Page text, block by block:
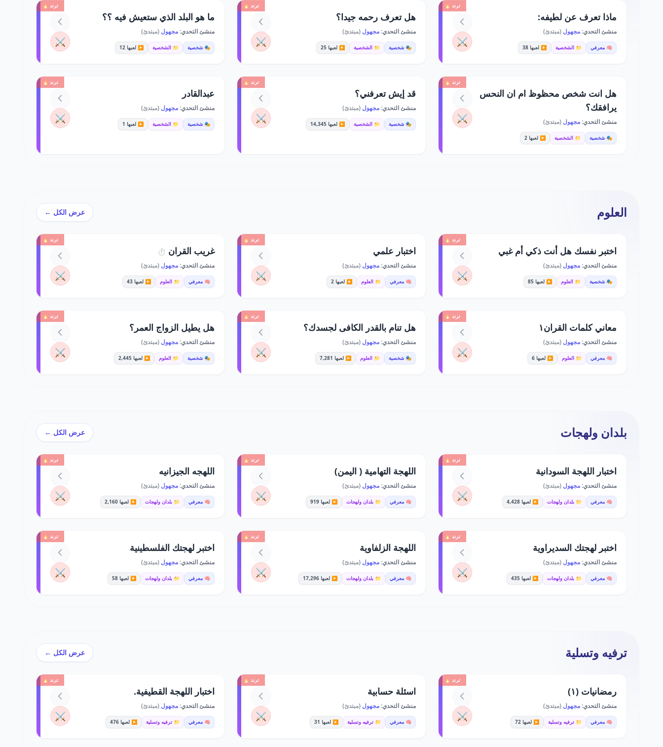
ترند 🔥
ماذا تعرف عن لطيفه:
منشئ التحدي:مجهول (مبتدئ)
🧠 معرفي 📁 الشخصية ▶️ لعبها 38 ⚔️
ترند 🔥
هل تعرف رحمه جيدا؟
منشئ التحدي:مجهول(مبتدئ)
🎭 شخصية 📁 الشخصية ▶️ لعبها 25 ⚔️
ترند 🔥
ما هو البلد الذي ستعيش فيه ؟؟
منشئ التحدي:مجهول (مبتدئ)
🎭 شخصية 📁 الشخصية ▶️ لعبها 12 ⚔️
ترند 🔥
هل انت شخص محظوظ ام ان النحس
يرافقك؟
منشئ التحدي:مجهول (مبتدئ)
🎭 شخصية 📁 الشخصية ▶️ لعبها 2
⚔️
ترند 🔥
قد إيش تعرفني؟
منشئ التحدي:مجهول(مبتدئ)
🎭 شخصية 📁 الشخصية ▶️ لعبها 14,345 ⚔️
ترند 🔥
عبدالقادر
منشئ التحدي:مجهول (مبتدئ)
🎭 شخصية 📁 الشخصية ▶️ لعبها 1 ⚔️
العلوم عرض الكل ←
ترند 🔥
اختبر نفسك هل أنت ذكي أم غبي
منشئ التحدي:مجهول (مبتدئ)
🎭 شخصية 📁 العلوم ▶️ لعبها 85 ⚔️
ترند 🔥
اختبار علمي
منشئ التحدي:مجهول(مبتدئ)
🧠 معرفي 📁 العلوم ▶️ لعبها 2 ⚔️
ترند 🔥
غريب القران ⏱️
منشئ التحدي:مجهول (مبتدئ)
🧠 معرفي 📁 العلوم ▶️ لعبها 43 ⚔️
ترند 🔥
معاني كلمات القران١
منشئ التحدي:مجهول (مبتدئ)
🧠 معرفي 📁 العلوم ▶️ لعبها 6 ⚔️
ترند 🔥
هل تنام بالقدر الكافى لجسدك؟
منشئ التحدي:مجهول(مبتدئ)
🎭 شخصية 📁 العلوم ▶️ لعبها 7,281 ⚔️
ترند 🔥
هل يطيل الزواج العمر؟
منشئ التحدي:مجهول (مبتدئ)
🎭 شخصية 📁 العلوم ▶️ لعبها 2,445 ⚔️
بلدان ولهجات عرض الكل ←
ترند 🔥
اختبار اللهجة السودانية
منشئ التحدي:مجهول (مبتدئ)
🧠 معرفي 📁 بلدان ولهجات ▶️ لعبها 4,428 ⚔️
ترند 🔥
اللهجة التهامية ( اليمن)
منشئ التحدي:مجهول(مبتدئ)
🧠 معرفي 📁 بلدان ولهجات ▶️ لعبها 919 ⚔️
ترند 🔥
اللهجه الجيزانيه
منشئ التحدي:مجهول (مبتدئ)
🧠 معرفي 📁 بلدان ولهجات ▶️ لعبها 2,160 ⚔️
ترند 🔥
اختبر لهجتك السديراوية
منشئ التحدي:مجهول (مبتدئ)
🧠 معرفي 📁 بلدان ولهجات ▶️ لعبها 435 ⚔️
ترند 🔥
اللهجة الزلفاوية
منشئ التحدي:مجهول(مبتدئ)
🧠 معرفي 📁 بلدان ولهجات ▶️ لعبها 17,296 ⚔️
ترند 🔥
اختبر لهجتك الفلسطينية
منشئ التحدي:مجهول (مبتدئ)
🧠 معرفي 📁 بلدان ولهجات ▶️ لعبها 58 ⚔️
ترفيه وتسلية عرض الكل ←
ترند 🔥
رمضانيات (١)
منشئ التحدي:مجهول (مبتدئ)
🧠 معرفي 📁 ترفيه وتسلية ▶️ لعبها 72 ⚔️
ترند 🔥
اسئلة حسابية
منشئ التحدي:مجهول(مبتدئ)
🧠 معرفي 📁 ترفيه وتسلية ▶️ لعبها 31 ⚔️
ترند 🔥
اختبار اللهجة القطيفية.
منشئ التحدي:مجهول (مبتدئ)
🧠 معرفي 📁 ترفيه وتسلية ▶️ لعبها 476 ⚔️